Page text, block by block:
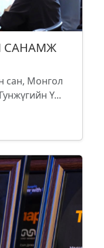
САНАМЖ
сан, Монгол
Ү...